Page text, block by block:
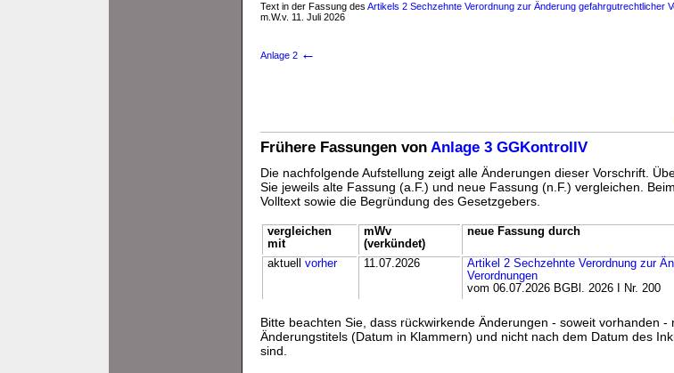
Text in der Fassung des Artikels 2 Sechzehnte Verordnung zur Änderung gefahrgutrechtlicher
m.W.v. 11. Juli 2026
Anlage 2 ←
Frühere Fassungen von Anlage 3 GGKontrollV
Die nachfolgende Aufstellung zeigt alle Änderungen dieser Vorschrift.
Sie jeweils alte Fassung (a.F.) und neue Fassung (n.F.) vergleichen.
Volltext sowie die Begründung des Gesetzgebers.
vergleichen
mit
mWv
(verkündet)
neue Fassung durch
aktuell vorher 11.07.2026
Artikel 2 Sechzehnte Verordnung zur
Verordnungen
vom 06.07.2026 BGBl. 2026 I Nr. 200
Bitte beachten Sie, dass rückwirkende Änderungen - soweit vorhanden
Änderungstitels (Datum in Klammern) und nicht nach dem Datum des
sind.